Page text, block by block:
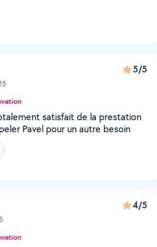
5/5
satisfait de la prestation
Pavel pour un autre besoin
4/5